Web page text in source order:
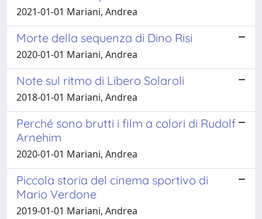
2021-01-01 Mariani, Andrea
Morte della sequenza di Dino Risi
2020-01-01 Mariani, Andrea
Note sul ritmo di Libero Solaroli
2018-01-01 Mariani, Andrea
Perché sono brutti i film a colori di Rudolf
Arnehim
2020-01-01 Mariani, Andrea
Piccola storia del cinema sportivo di
Mario Verdone
2019-01-01 Mariani, Andrea